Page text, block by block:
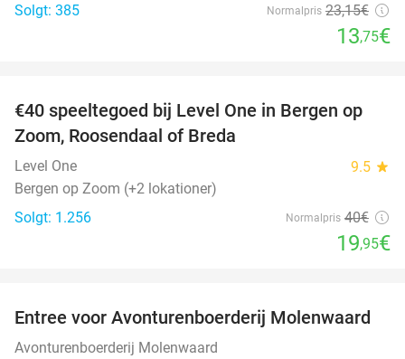
Solgt: 385
Normalpris 23,15€
13,75€
50%
€40 speeltegoed bij Level One in Bergen op
Zoom, Roosendaal of Breda
Level One 9.5 star
Bergen op Zoom (+2 lokationer)
Solgt: 1.256
Normalpris 40€
19,95€
27%
Entree voor Avonturenboerderij Molenwaard
Avonturenboerderij Molenwaard